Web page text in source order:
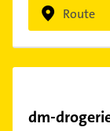
Route
dm-